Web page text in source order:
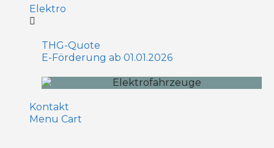
Elektro
THG-Quote
E-Förderung ab 01.01.2026
Kontakt
Menu Cart